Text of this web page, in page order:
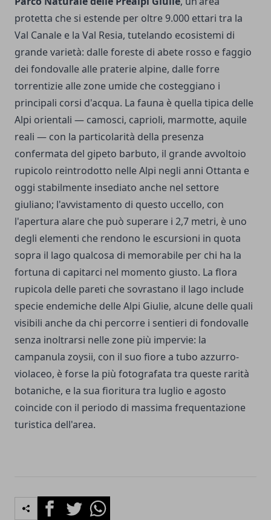
protetta che si estende per oltre 9.000 ettari tra la
Val Canale e la Val Resia, tutelando ecosistemi di
grande varietà: dalle foreste di abete rosso e faggio
dei fondovalle alle praterie alpine, dalle forre
torrentizie alle zone umide che costeggiano i
principali corsi d'acqua. La fauna è quella tipica delle
Alpi orientali — camosci, caprioli, marmotte, aquile
reali — con la particolarità della presenza
confermata del gipeto barbuto, il grande avvoltoio
rupicolo reintrodotto nelle Alpi negli anni Ottanta e
oggi stabilmente insediato anche nel settore
giuliano; l'avvistamento di questo uccello, con
l'apertura alare che può superare i 2,7 metri, è uno
degli elementi che rendono le escursioni in quota
sopra il lago qualcosa di memorabile per chi ha la
fortuna di capitarci nel momento giusto. La flora
rupicola delle pareti che sovrastano il lago include
specie endemiche delle Alpi Giulie, alcune delle quali
visibili anche da chi percorre i sentieri di fondovalle
senza inoltrarsi nelle zone più impervie: la
campanula zoysii, con il suo fiore a tubo azzurro-
violaceo, è forse la più fotografata tra queste rarità
botaniche, e la sua fioritura tra luglio e agosto
coincide con il periodo di massima frequentazione
turistica dell'area.
FacebookTwitterWhatsapp